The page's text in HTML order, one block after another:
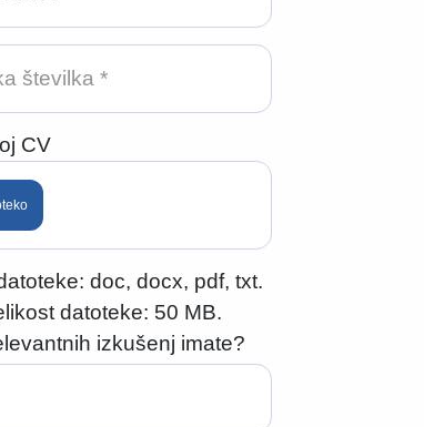
CV
doc, docx, pdf, txt.
datoteke: 50 MB.
izkušenj imate?